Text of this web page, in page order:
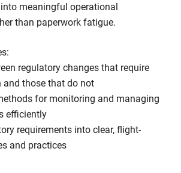
meaningful operational
than paperwork fatigue.
regulatory changes that require
those that do not
for monitoring and managing
efficiently
requirements into clear, flight-
and practices